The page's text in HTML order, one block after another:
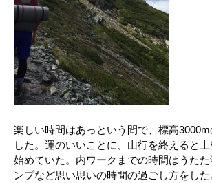
楽しい時間はあっという間で、標高
した。運のいいことに、山行を終えると
始めていた。内ワークまでの時間はうた
ンプなど思い思いの時間の過ごし方をし